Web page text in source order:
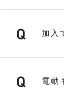
加入
電動